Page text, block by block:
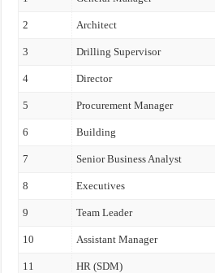
2 Architect
3 Drilling Supervisor
4 Director
5 Procurement Manager
6 Building
7 Senior Business Analyst
8 Executives
9 Team Leader
10 Assistant Manager
11 HR (SDM)